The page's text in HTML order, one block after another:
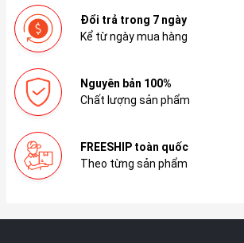
Đổi trả trong 7 ngày
Kể từ ngày mua hàng
Nguyên bản 100%
Chất lượng sản phẩm
FREESHIP toàn quốc
Theo từng sản phẩm